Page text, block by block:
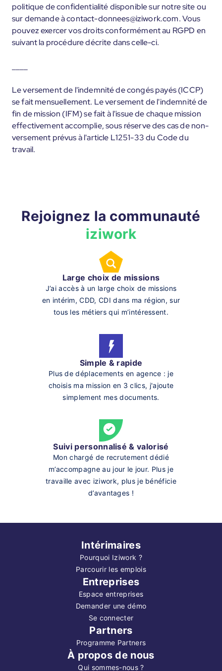
politique de confidentialité disponible sur notre site ou
sur demande à contact-donnees@iziwork.com. Vous
pouvez exercer vos droits conformément au RGPD en
suivant la procédure décrite dans celle-ci.
Le versement de l'indemnité de congés payés (ICCP)
se fait mensuellement. Le versement de l'indemnité de
fin de mission (IFM) se fait à l'issue de chaque mission
effectivement accomplie, sous réserve des cas de non-
versement prévus à l'article L1251-33 du Code du
travail.
Rejoignez la communauté
iziwork
Large choix de missions
J’ai accès à un large choix de missions
en intérim, CDD, CDI dans ma région, sur
tous les métiers qui m’intéressent.
Simple & rapide
Plus de déplacements en agence : je
choisis ma mission en 3 clics, j'ajoute
simplement mes documents.
Suivi personnalisé & valorisé
Mon chargé de recrutement dédié
m’accompagne au jour le jour. Plus je
travaille avec iziwork, plus je bénéficie
d’avantages !
Intérimaires
Pourquoi Iziwork ?
Parcourir les emplois
Entreprises
Espace entreprises
Demander une démo
Se connecter
Partners
Programme Partners
À propos de nous
Qui sommes-nous ?